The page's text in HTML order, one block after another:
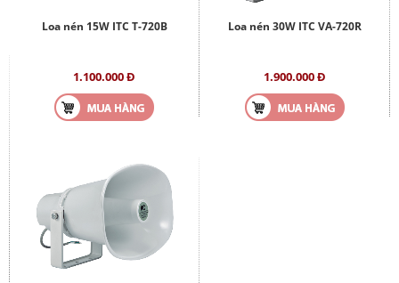
Loa nén 15W ITC T-720B
1.100.000 Đ
Loa nén 30W ITC VA-720R
1.900.000 Đ